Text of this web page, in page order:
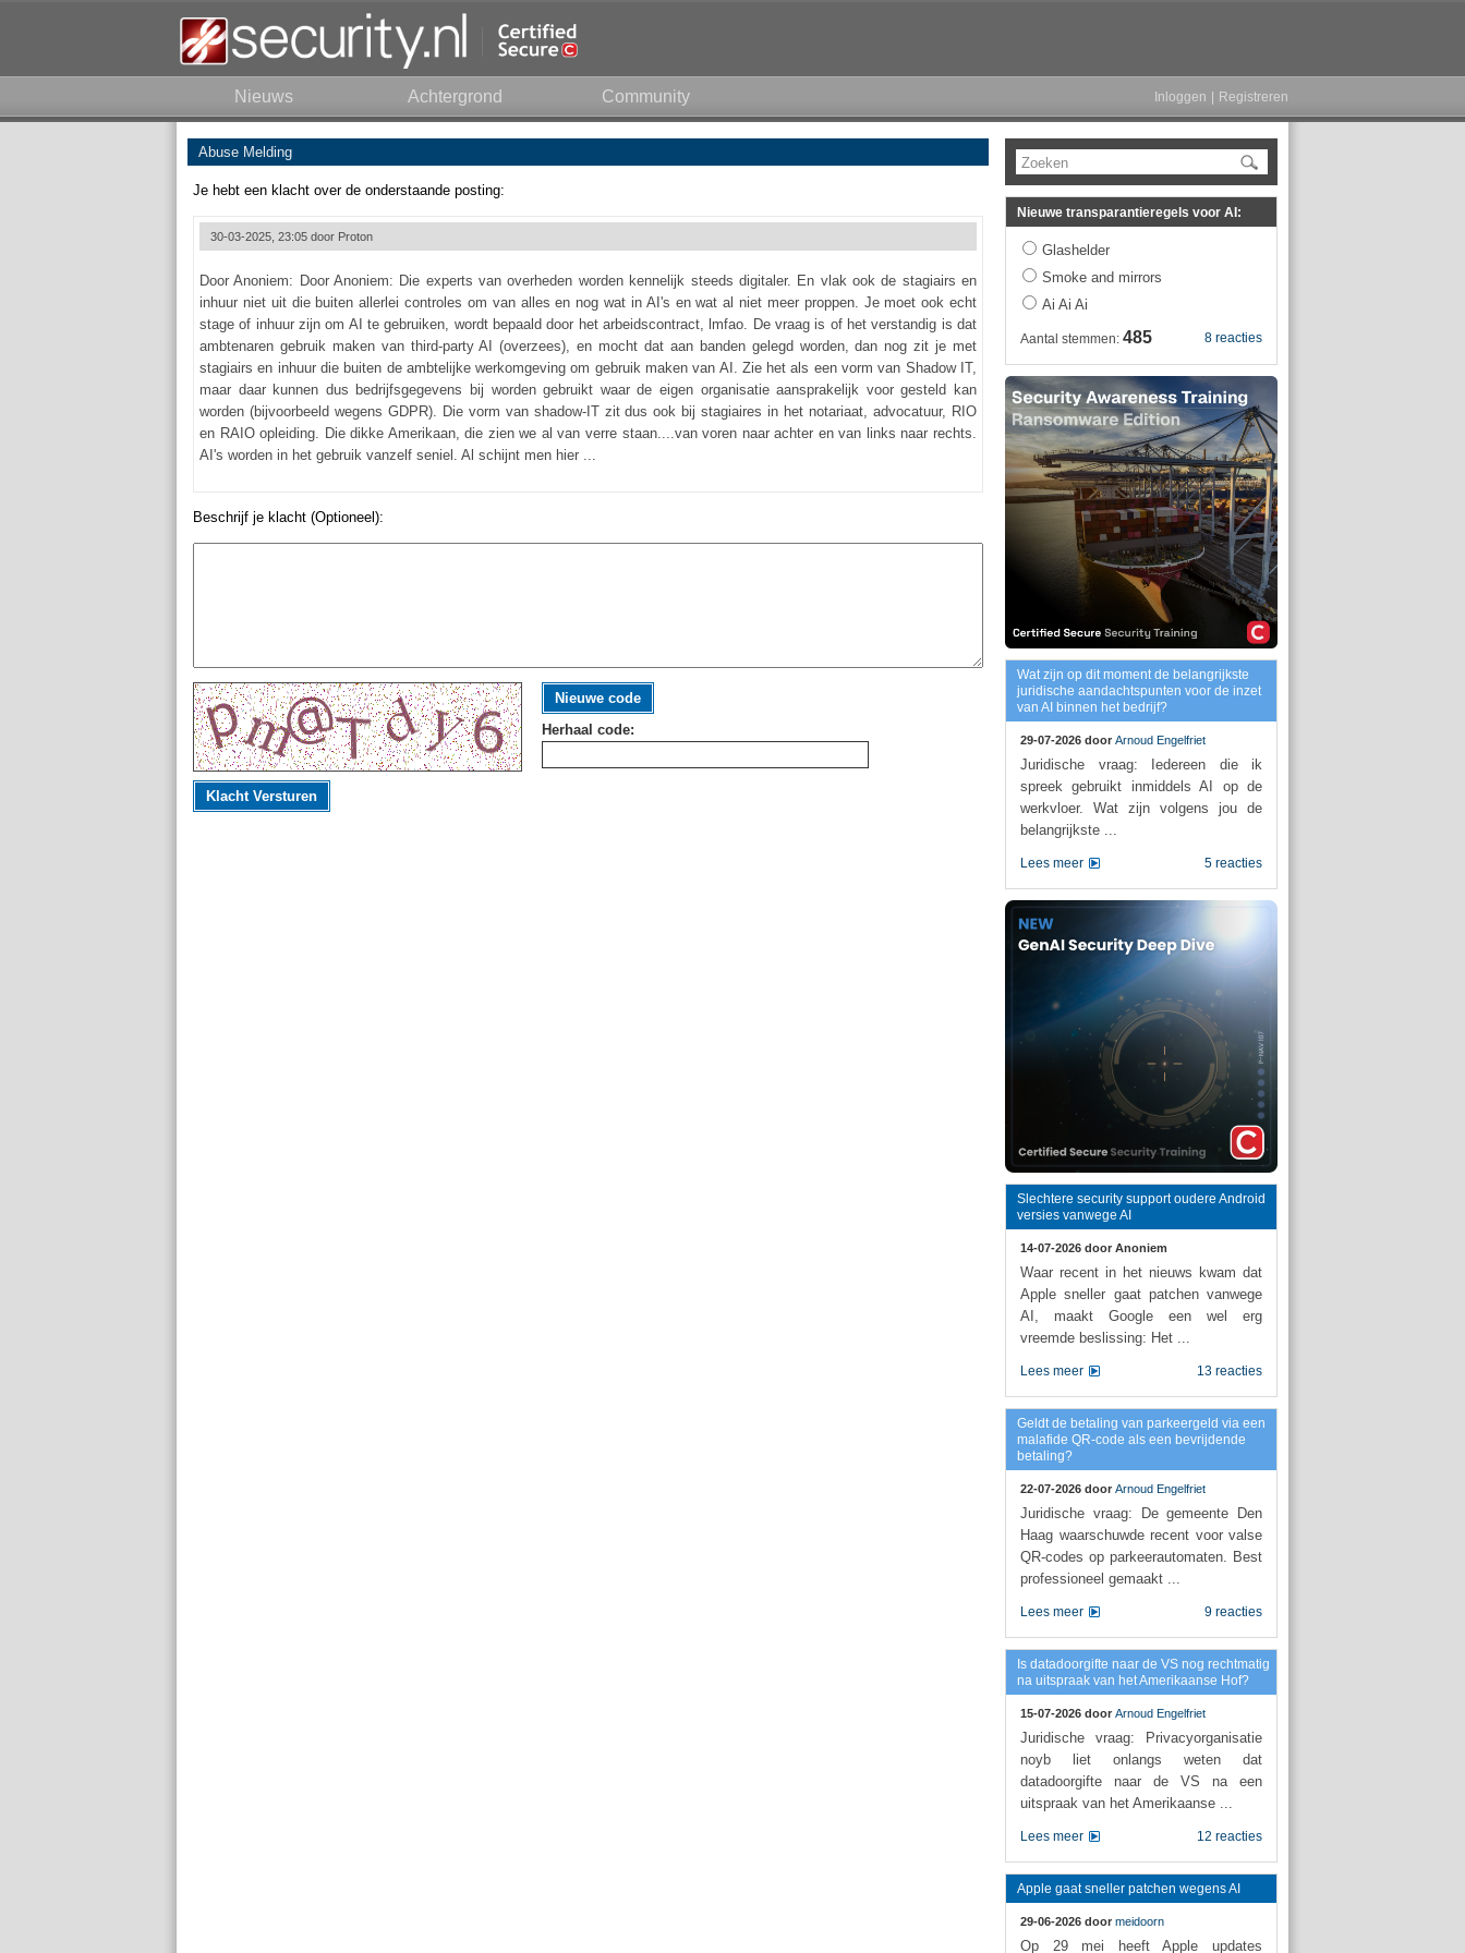
Nieuws Achtergrond Community Inloggen Registreren
Abuse Melding
Je hebt een klacht over de onderstaande posting:
30-03-2025, 23:05 door Proton
Door Anoniem: Door Anoniem: Die experts van overheden worden kennelijk steeds digitaler. En vlak ook de stagiairs en
inhuur niet uit die buiten allerlei controles om van alles en nog wat in AI's en wat al niet meer proppen. Je moet ook echt
stage of inhuur zijn om AI te gebruiken, wordt bepaald door het arbeidscontract, lmfao. De vraag is of het verstandig is dat
ambtenaren gebruik maken van third-party AI (overzees), en mocht dat aan banden gelegd worden, dan nog zit je met
stagiairs en inhuur die buiten de ambtelijke werkomgeving om gebruik maken van AI. Zie het als een vorm van Shadow IT,
maar daar kunnen dus bedrijfsgegevens bij worden gebruikt waar de eigen organisatie aansprakelijk voor gesteld kan
worden (bijvoorbeeld wegens GDPR). Die vorm van shadow-IT zit dus ook bij stagiaires in het notariaat, advocatuur, RIO
en RAIO opleiding. Die dikke Amerikaan, die zien we al van verre staan....van voren naar achter en van links naar rechts.
AI's worden in het gebruik vanzelf seniel. Al schijnt men hier ...
Beschrijf je klacht (Optioneel):
Nieuwe code
Herhaal code:
Klacht Versturen
Zoeken
Nieuwe transparantieregels voor AI:
Glashelder
Smoke and mirrors
Ai Ai Ai
8 reacties
Aantal stemmen: 485
Wat zijn op dit moment de belangrijkste
juridische aandachtspunten voor de inzet
van AI binnen het bedrijf?
29-07-2026 door Arnoud Engelfriet
Juridische vraag: Iedereen die ik
spreek gebruikt inmiddels AI op de
werkvloer. Wat zijn volgens jou de
belangrijkste ...
5 reacties
Lees meer
Slechtere security support oudere Android
versies vanwege AI
14-07-2026 door Anoniem
Waar recent in het nieuws kwam dat
Apple sneller gaat patchen vanwege
AI, maakt Google een wel erg
vreemde beslissing: Het ...
13 reacties
Lees meer
Geldt de betaling van parkeergeld via een
malafide QR-code als een bevrijdende
betaling?
22-07-2026 door Arnoud Engelfriet
Juridische vraag: De gemeente Den
Haag waarschuwde recent voor valse
QR-codes op parkeerautomaten. Best
professioneel gemaakt ...
9 reacties
Lees meer
Is datadoorgifte naar de VS nog rechtmatig
na uitspraak van het Amerikaanse Hof?
15-07-2026 door Arnoud Engelfriet
Juridische vraag: Privacyorganisatie
noyb liet onlangs weten dat
datadoorgifte naar de VS na een
uitspraak van het Amerikaanse ...
12 reacties
Lees meer
Apple gaat sneller patchen wegens AI
29-06-2026 door meidoorn
Op 29 mei heeft Apple updates